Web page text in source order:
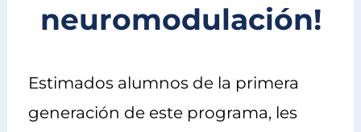
neuromodulación!
Estimados alumnos de la primera
generación de este programa, les